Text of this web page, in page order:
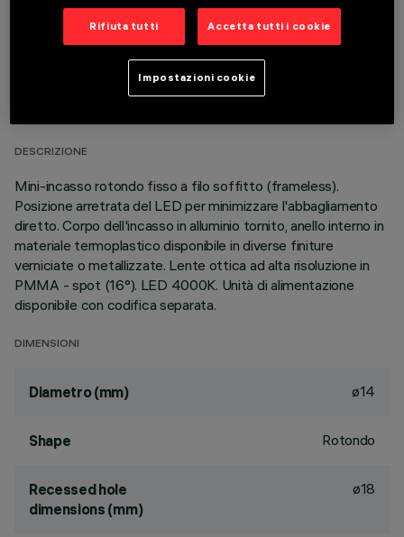
DATI TECNICI
DESCRIZIONE
Mini-incasso rotondo fisso a filo soffitto (frameless).
Posizione arretrata del LED per minimizzare l'abbagliamento
diretto. Corpo dell'incasso in alluminio tornito, anello interno in
materiale termoplastico disponibile in diverse finiture
verniciate o metallizzate. Lente ottica ad alta risoluzione in
PMMA - spot (16°). LED 4000K. Unità di alimentazione
disponibile con codifica separata.
DIMENSIONI
Diametro (mm) ø14
Shape Rotondo
Recessed hole
dimensions (mm)
ø18
Rifiuta tutti Accetta tutti i cookie
Impostazioni cookie